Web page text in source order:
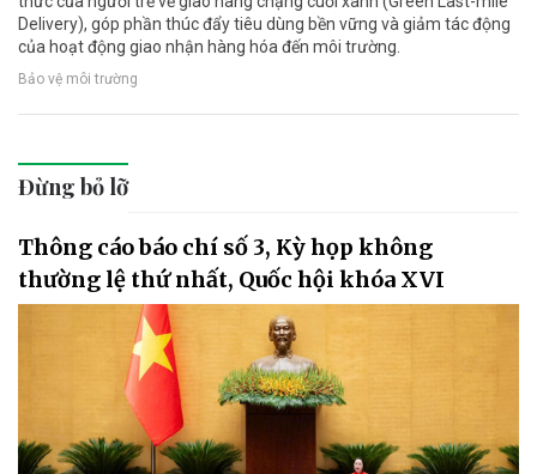
Delivery), góp phần thúc đẩy tiêu dùng bền vững và giảm tác động
của hoạt động giao nhận hàng hóa đến môi trường.
Bảo vệ môi trường
Đừng bỏ lỡ
Thông cáo báo chí số 3, Kỳ họp không
thường lệ thứ nhất, Quốc hội khóa XVI